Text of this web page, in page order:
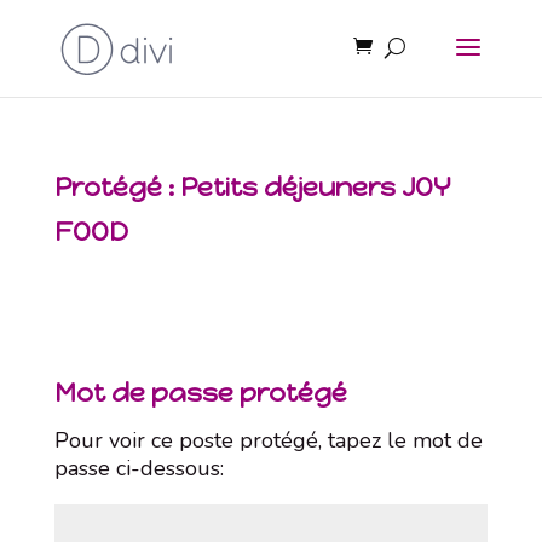
Protégé : Petits déjeuners JOY
FOOD
Mot de passe protégé
Pour voir ce poste protégé, tapez le mot de
passe ci-dessous: